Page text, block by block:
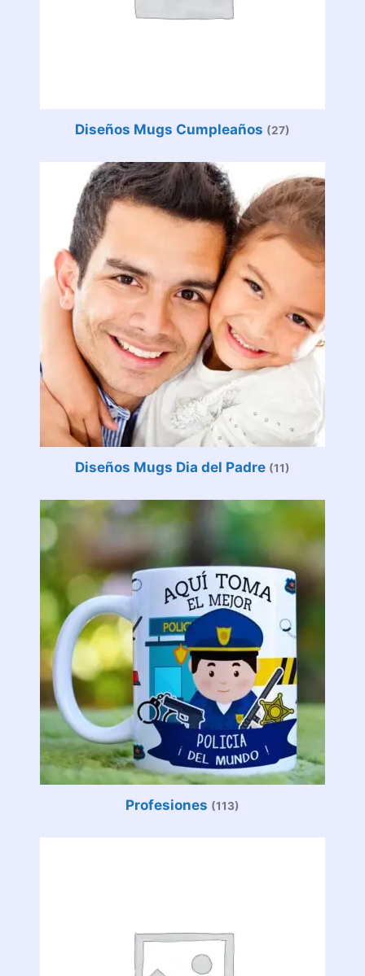
Diseños Mugs Cumpleaños (27)
Diseños Mugs Dia del Padre (11)
Profesiones (113)